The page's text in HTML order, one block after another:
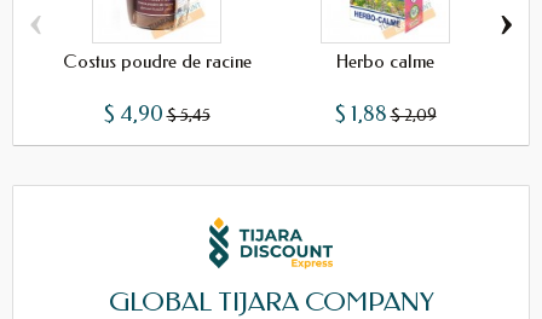
Costus poudre de racine
$ 4,90 $ 5,45
Herbo calme
$ 1,88 $ 2,09
‹ ›
GLOBAL TIJARA COMPANY